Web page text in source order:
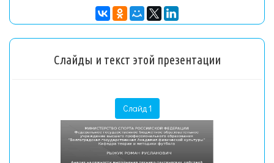
Слайды и текст этой презентации
Слайд 1